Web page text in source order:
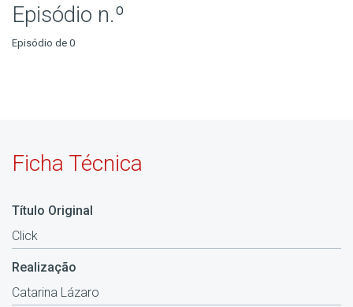
Episódio n.º
Episódio de 0
Ficha Técnica
Título Original
Click
Realização
Catarina Lázaro